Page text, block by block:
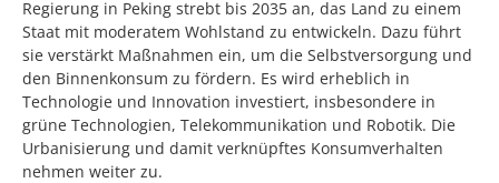
Regierung in Peking strebt bis 2035 an, das Land zu einem
Staat mit moderatem Wohlstand zu entwickeln. Dazu führt
sie verstärkt Maßnahmen ein, um die Selbstversorgung und
den Binnenkonsum zu fördern. Es wird erheblich in
Technologie und Innovation investiert, insbesondere in
grüne Technologien, Telekommunikation und Robotik. Die
Urbanisierung und damit verknüpftes Konsumverhalten
nehmen weiter zu.